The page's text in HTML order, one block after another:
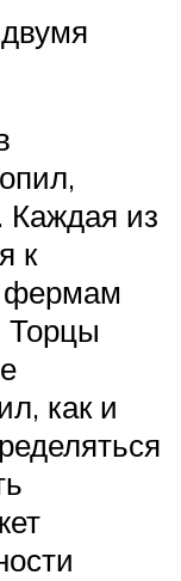
Каждая из
к
фермам
Торцы
как и